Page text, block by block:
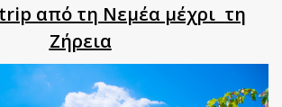
από τη Νεμέα μέχρι τη
Ζήρεια